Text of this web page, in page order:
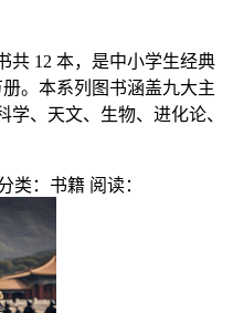
共 12 本，是中小学生经典
。本系列图书涵盖九大主
、天文、生物、进化论、
类：书籍 阅读：